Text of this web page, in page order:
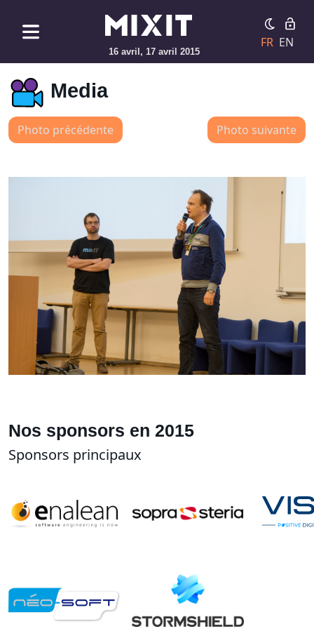
16 avril, 17 avril 2015
FR EN
Media
Photo précédente Photo suivante
Nos sponsors en 2015
Sponsors principaux